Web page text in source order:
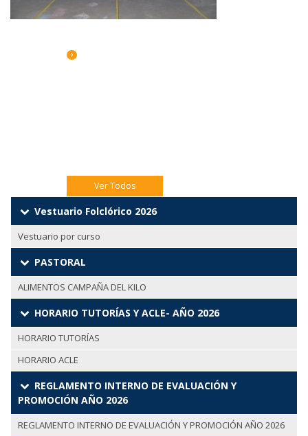
Ver Todos
Vestuario Folclórico 2026
Vestuario por curso
PASTORAL
ALIMENTOS CAMPAÑA DEL KILO
HORARIO TUTORÍAS Y ACLE- AÑO 2026
HORARIO TUTORÍAS
HORARIO ACLE
REGLAMENTO INTERNO DE EVALUACIÓN Y
PROMOCIÓN AÑO 2026
REGLAMENTO INTERNO DE EVALUACIÓN Y PROMOCIÓN AÑO 2026